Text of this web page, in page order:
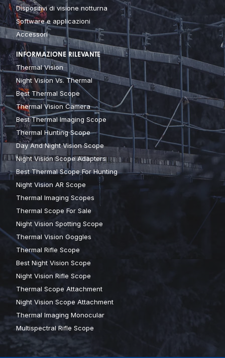
Dispositivi di visione notturna
Software e applicazioni
Accessori
INFORMAZIONE RILEVANTE
Thermal Vision
Night Vision Vs. Thermal
Best Thermal Scope
Thermal Vision Camera
Best Thermal Imaging Scope
Thermal Hunting Scope
Day And Night Vision Scope
Night Vision Scope Adapters
Best Thermal Scope For Hunting
Night Vision AR Scope
Thermal Imaging Scopes
Thermal Scope For Sale
Night Vision Spotting Scope
Thermal Vision Goggles
Thermal Rifle Scope
Best Night Vision Scope
Night Vision Rifle Scope
Thermal Scope Attachment
Night Vision Scope Attachment
Thermal Imaging Monocular
Multispectral Rifle Scope